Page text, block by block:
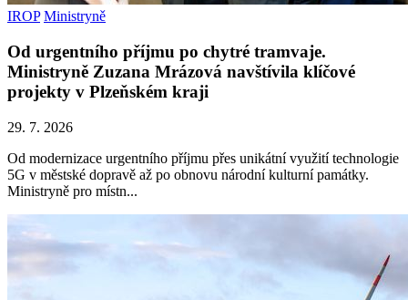
IROP Ministryně
Od urgentního příjmu po chytré tramvaje.
Ministryně Zuzana Mrázová navštívila klíčové
projekty v Plzeňském kraji
29. 7. 2026
Od modernizace urgentního příjmu přes unikátní využití technologie
5G v městské dopravě až po obnovu národní kulturní památky.
Ministryně pro místn...